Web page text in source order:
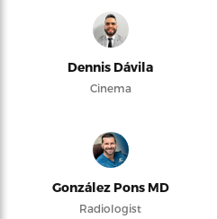
Dennis Dávila
Cinema
González Pons MD
Radiologist